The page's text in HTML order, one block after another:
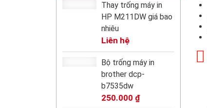
Thay trống máy in
HP M211DW giá bao
nhiêu
Liên hệ
Bộ trống máy in
brother dcp-
b7535dw
250.000 ₫